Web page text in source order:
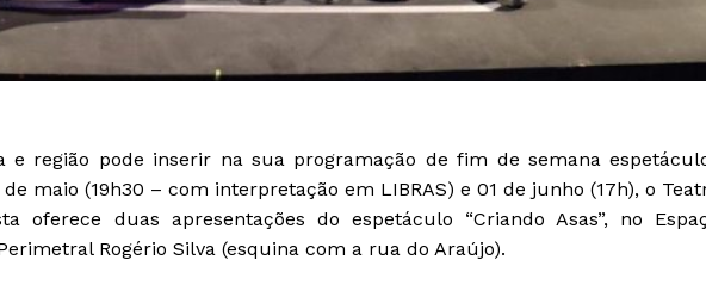
e região pode inserir na sua programação de fim de semana
maio (19h30 – com interpretação em LIBRAS) e 01 de junho (17h), o
oferece duas apresentações do espetáculo “Criando Asas”, no
Rogério Silva (esquina com a rua do Araújo).